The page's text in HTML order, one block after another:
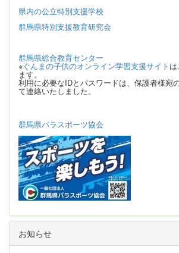
県内の公立特別支援学校
群馬県特別支援教育研究会
群馬県総合教育センター
※ぐんまの子供のオンライン学習支援サイト
ます。
利用に必要なIDとパスワードは、保護者様宛
て連絡いたしました。
群馬県パラスポーツ協会
お知らせ